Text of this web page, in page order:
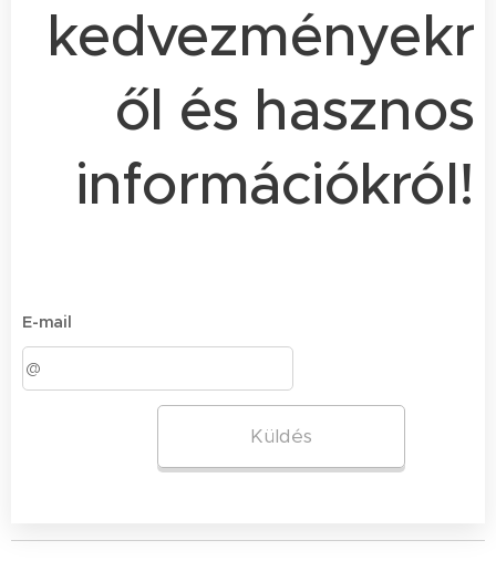
kedvezményekr
ől és hasznos
információkról!
E-mail
Küldés